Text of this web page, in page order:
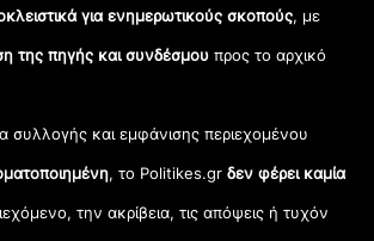
για ενημερωτικούς σκοπούς, με
της πηγής και συνδέσμου προς το αρχικό
συλλογής και εμφάνισης περιεχομένου
, το Politikes.grδεν φέρει καμία
την ακρίβεια, τις απόψεις ή τυχόν